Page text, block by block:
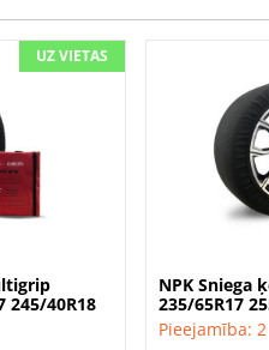
UZ VIETAS
245/40R18
NPK Sniega
235/65R17
Pieejamība: 2